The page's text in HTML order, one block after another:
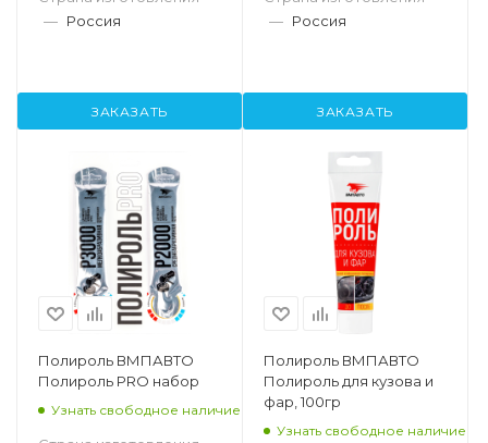
— Россия
ЗАКАЗАТЬ
— Россия
ЗАКАЗАТЬ
Полироль ВМПАВТО
Полироль PRO набор
Узнать свободное наличие
Полироль ВМПАВТО
Полироль для кузова и
фар, 100гр
Узнать свободное наличие